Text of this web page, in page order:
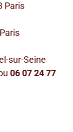
Paris
sur-Seine
06 07 24 77